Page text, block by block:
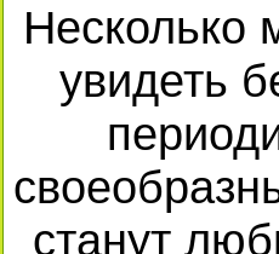
Несколько
увидеть
станут